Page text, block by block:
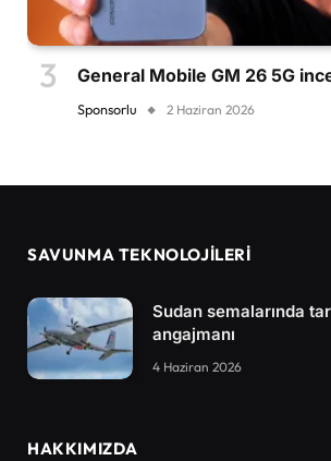
General Mobile GM 26 5G
Sponsorlu 2 Haziran 2026
SAVUNMA TEKNOLOJİLERİ
Sudan semalarında
angajmanı
4 Haziran 2026
HAKKIMIZDA